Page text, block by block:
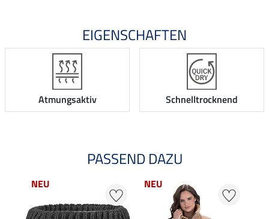
EIGENSCHAFTEN
Atmungsaktiv Schnelltrocknend
PASSEND DAZU
NEU NEU